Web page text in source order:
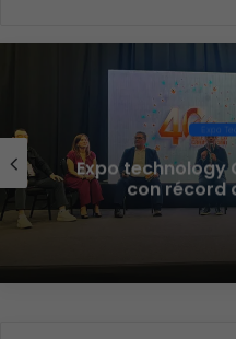
Veeam nombra
Country